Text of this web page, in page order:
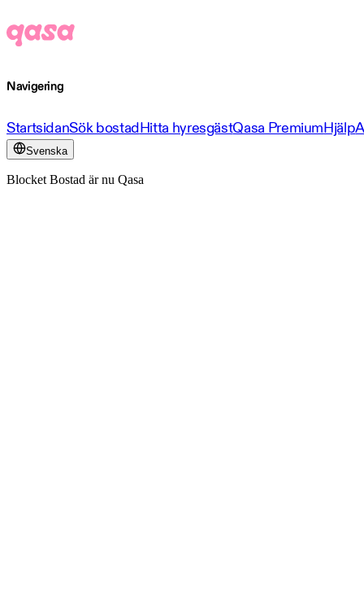
Navigering
StartsidanSök bostadHitta hyresgästQasa PremiumHjälp
Svenska
Blocket Bostad är nu Qasa